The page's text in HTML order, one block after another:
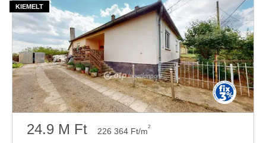
24.9 M Ft 226 364 Ft/m2